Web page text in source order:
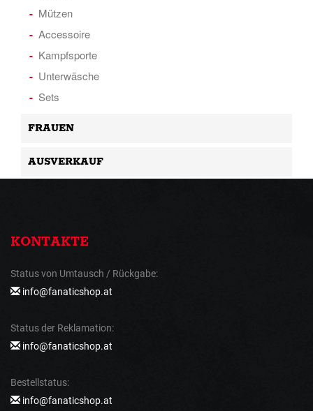
Mützen
Accessoire
Kampfsporte
Unterwäsche
Sets
FRAUEN
AUSVERKAUF
KONTAKTE
Status von Umtausch / Rückgabe:
info@fanaticshop.at
Status der Reklamation:
info@fanaticshop.at
Bestellstatus:
info@fanaticshop.at